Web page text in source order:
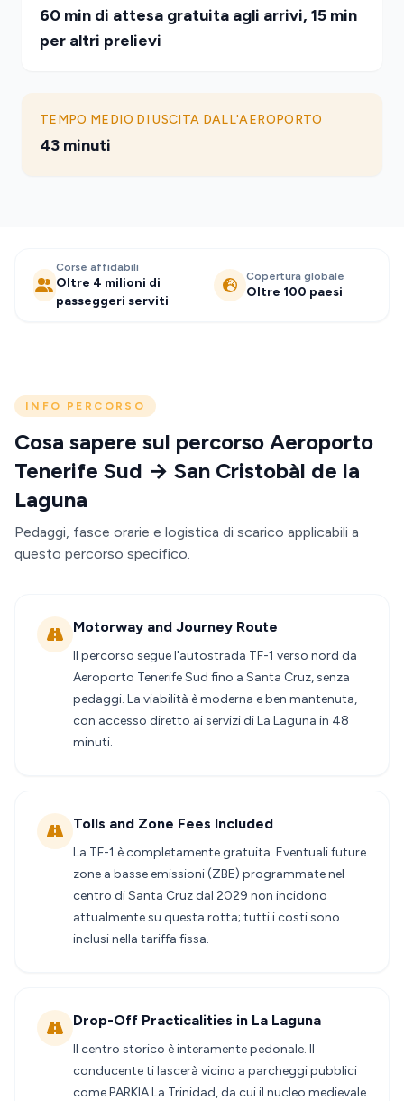
60 min di attesa gratuita agli arrivi, 15 min
per altri prelievi
TEMPO MEDIO DI USCITA DALL'AEROPORTO
43 minuti
Corse affidabili
Oltre 4 milioni di
passeggeri serviti
Copertura globale
Oltre 100 paesi
INFO PERCORSO
Cosa sapere sul percorso Aeroporto
Tenerife Sud → San Cristobàl de la
Laguna
Pedaggi, fasce orarie e logistica di scarico applicabili a
questo percorso specifico.
Motorway and Journey Route
Il percorso segue l'autostrada TF-1 verso nord da
Aeroporto Tenerife Sud fino a Santa Cruz, senza
pedaggi. La viabilità è moderna e ben mantenuta,
con accesso diretto ai servizi di La Laguna in 48
minuti.
Tolls and Zone Fees Included
La TF-1 è completamente gratuita. Eventuali future
zone a basse emissioni (ZBE) programmate nel
centro di Santa Cruz dal 2029 non incidono
attualmente su questa rotta; tutti i costi sono
inclusi nella tariffa fissa.
Drop-Off Practicalities in La Laguna
Il centro storico è interamente pedonale. Il
conducente ti lascerà vicino a parcheggi pubblici
come PARKIA La Trinidad, da cui il nucleo medievale